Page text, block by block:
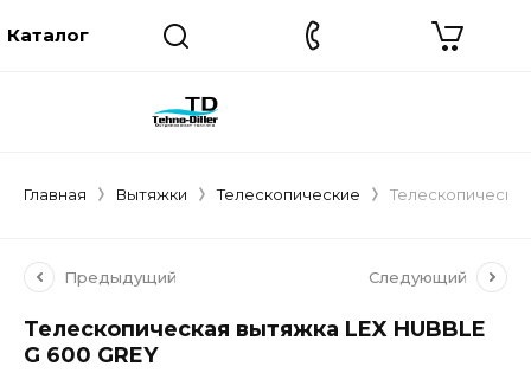
Главная Вытяжки Телескопические
Предыдущий Следующий
Телескопическая вытяжка LEX HUBBLE
G 600 GREY